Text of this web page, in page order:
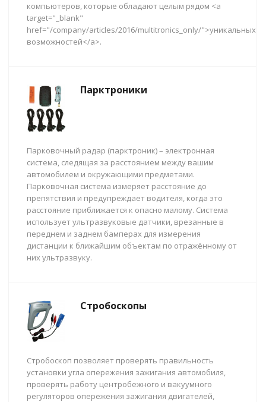
компьютеров, которые обладают целым рядом <a
target="_blank"
href="/company/articles/2016/multitronics_only/">уникальных
возможностей</a>.
Парктроники
Парковочный радар (парктроник) – электронная
система, следящая за расстоянием между вашим
автомобилем и окружающими предметами.
Парковочная система измеряет расстояние до
препятствия и предупреждает водителя, когда это
расстояние приближается к опасно малому. Система
использует ультразвуковые датчики, врезанные в
переднем и заднем бамперах для измерения
дистанции к ближайшим объектам по отражённому от
них ультразвуку.
Стробоскопы
Стробоскоп позволяет проверять правильность
установки угла опережения зажигания автомобиля,
проверять работу центробежного и вакуумного
регуляторов опережения зажигания двигателей,